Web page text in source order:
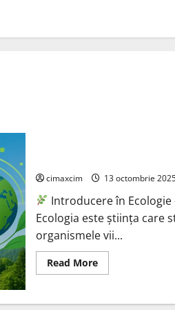
cimaxcim 13 octombrie
Introducere în
Ecologia este știința care
organismele vii...
Read MoreRead
more